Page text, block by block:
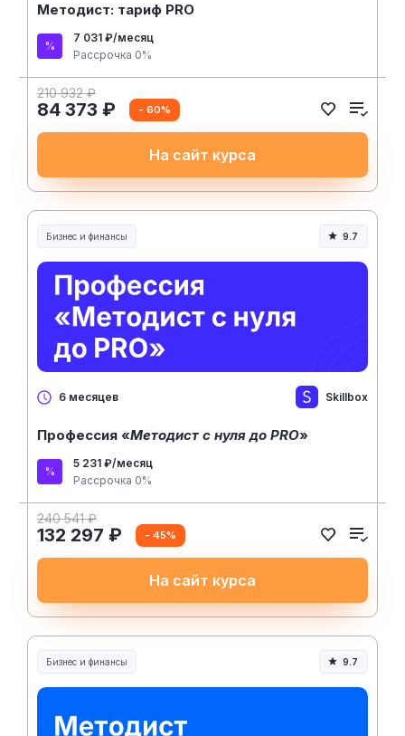
Методист: тариф PRO
7 031 ₽/месяц
Рассрочка 0%
210 932 ₽
84 373 ₽ - 60%
На сайт курса
Бизнес и финансы 9.7
6 месяцев Skillbox
Профессия «Методист с нуля до PRO»
5 231 ₽/месяц
Рассрочка 0%
240 541 ₽
132 297 ₽ - 45%
На сайт курса
Бизнес и финансы 9.7